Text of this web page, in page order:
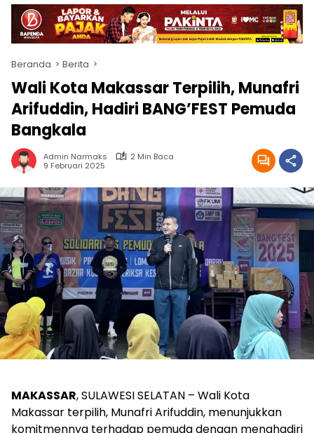
Beranda Berita
Wali Kota Makassar Terpilih, Munafri
Arifuddin, Hadiri BANG’FEST Pemuda
Bangkala
Admin Narmaks
2 Min Baca
9 Februari 2025
MAKASSAR, SULAWESI SELATAN – Wali Kota
Makassar terpilih, Munafri Arifuddin, menunjukkan
komitmennya terhadap pemuda dengan menghadiri